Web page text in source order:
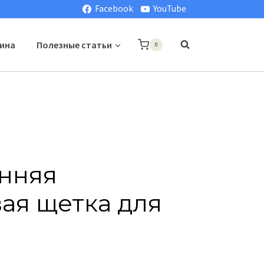
Facebook YouTube
Полезные статьи 0
щетка для